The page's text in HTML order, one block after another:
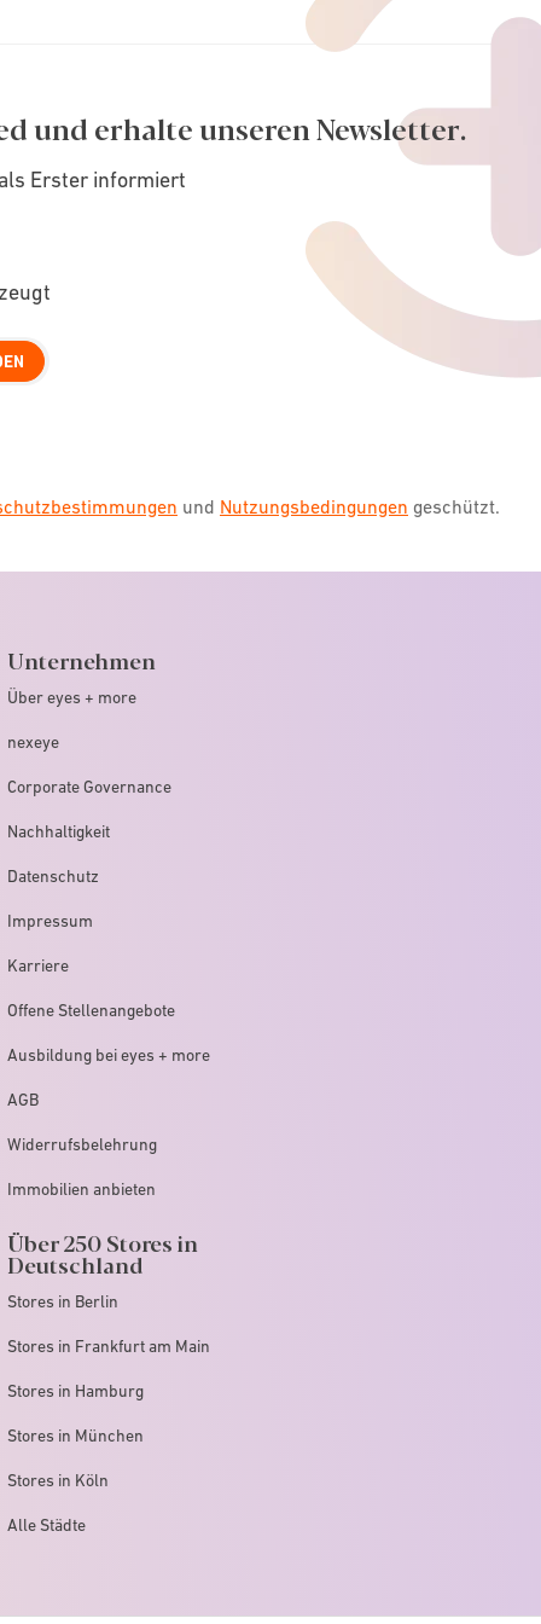
und erhalte unseren Newsletter.
Erster informiert
und Nutzungsbedingungen geschützt.
Unternehmen
Über eyes + more
nexeye
Corporate Governance
Nachhaltigkeit
Datenschutz
Impressum
Karriere
Offene Stellenangebote
Ausbildung bei eyes + more
AGB
Widerrufsbelehrung
Immobilien anbieten
Über 250 Stores in
Deutschland
Stores in Berlin
Stores in Frankfurt am Main
Stores in Hamburg
Stores in München
Stores in Köln
Alle Städte